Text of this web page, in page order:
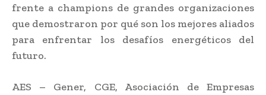
frente a champions de grandes organizaciones
que demostraron por qué son los mejores aliados
para enfrentar los desafíos energéticos del
futuro.
AES – Gener, CGE, Asociación de Empresas